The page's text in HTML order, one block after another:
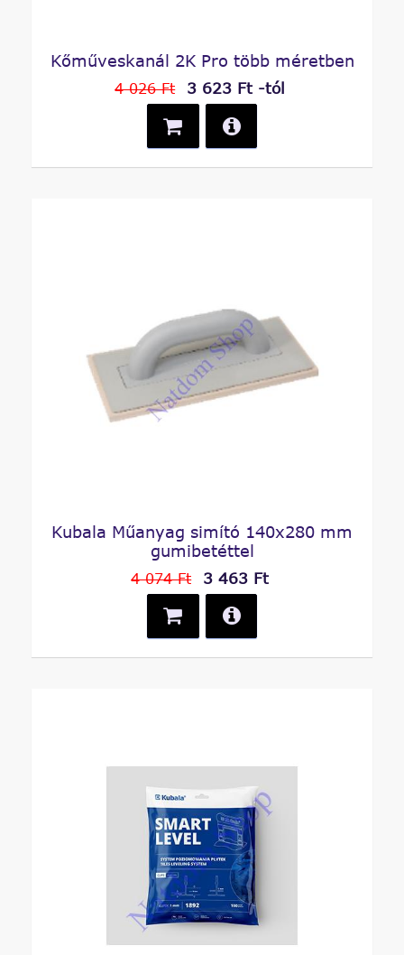
Kőműveskanál 2K Pro több méretben
4 026 Ft 3 623 Ft -tól
Kubala Műanyag simító 140x280 mm
gumibetéttel
4 074 Ft 3 463 Ft